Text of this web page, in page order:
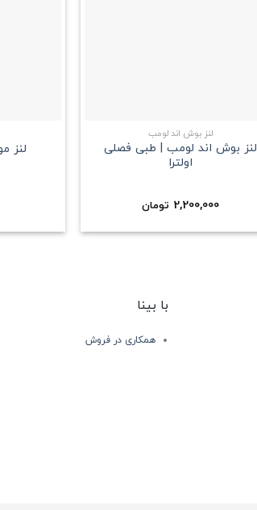
لنز بوش اند لومب
لنز بوش اند لومب | طبی فصلی
اولترا
2,200,000 تومان
لنز
با بینا
همکاری در فروش